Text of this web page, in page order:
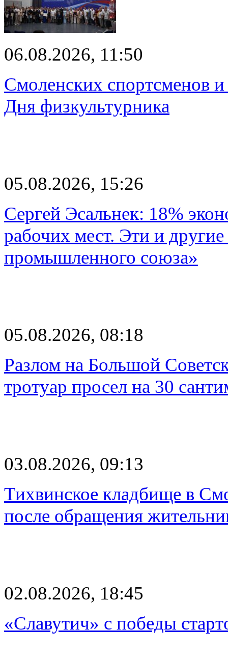
06.08.2026, 11:50
Смоленских спортсменов
Дня физкультурника
05.08.2026, 15:26
Сергей Эсальнек: 18%
рабочих мест. Эти и
промышленного союза»
05.08.2026, 08:18
Разлом на Большой
тротуар просел на 30
03.08.2026, 09:13
Тихвинское кладбище в
после обращения
02.08.2026, 18:45
«Славутич» с победы